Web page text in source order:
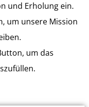
und Erholung ein.
um unsere Mission
um das